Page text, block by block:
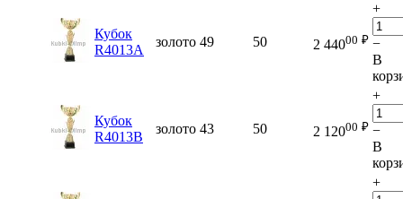
Кубок
R4013A
золото 49 50 2 44000 ₽
+
−
В
Кубок
R4013B
золото 43 50 2 12000 ₽
+
−
В
+